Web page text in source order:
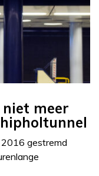
meer
gestremd